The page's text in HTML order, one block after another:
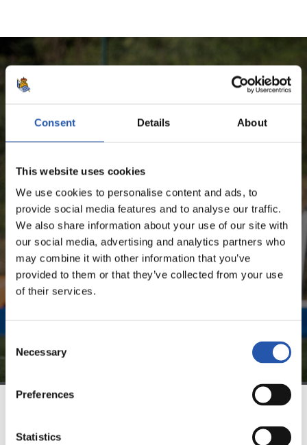
Consent Details About
This website uses cookies
We use cookies to personalise content and ads, to
provide social media features and to analyse our traffic.
We also share information about your use of our site with
our social media, advertising and analytics partners who
may combine it with other information that you’ve
provided to them or that they’ve collected from your use
of their services.
Consent
Selection
Necessary
Preferences
Statistics
STATISTIQUES DE LA SAISON
UNIQUEMENT POUR LES
UTILISATEURS ENREGISTRÉS !
Ce contenu est réservé aux utilisateurs enregistrés sur
notre site web.
S'inscrire en cliquant sur l'Identifiant et profitez du
contenu exclusif pour vous.